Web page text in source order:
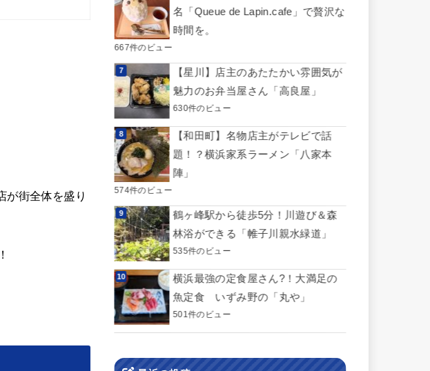
が街全体を盛り
名「Queue de Lapin.cafe」で贅沢な
時間を。
667件のビュー
【星川】店主のあたたかい雰囲気が
魅力のお弁当屋さん「高良屋」
630件のビュー
【和田町】名物店主がテレビで話
題！？横浜家系ラーメン「八家本
陣」
574件のビュー
鶴ヶ峰駅から徒歩5分！川遊び＆森
林浴ができる「帷子川親水緑道」
535件のビュー
横浜最強の定食屋さん?！大満足の
魚定食 いずみ野の「丸や」
501件のビュー